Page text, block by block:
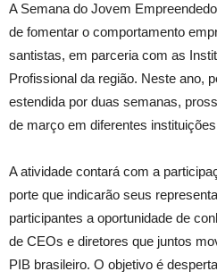
A Semana do Jovem
de fomentar o comportamento
santistas, em parceria com as
Profissional da região. Neste ano,
estendida por duas semanas,
de março em diferentes
A atividade contará com a
porte que indicarão seus
participantes a oportunidade de
de CEOs e diretores que juntos
PIB brasileiro. O objetivo é